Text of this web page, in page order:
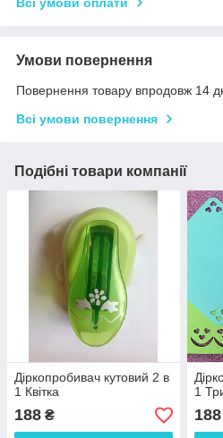
Умови повернення
Повернення товару впродовж 14
Всі умови повернення
Подібні товари компанії
Діркопробивач кутовий 2 в
1 Квітка
188 ₴
1
188